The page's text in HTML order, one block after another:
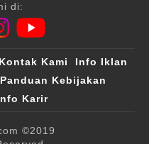
di:
Kontak Kami
Info Iklan
Panduan Kebijakan
Karir
©2019